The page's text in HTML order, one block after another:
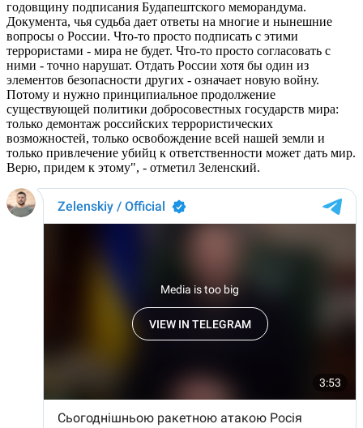
годовщину подписания Будапештского меморандума.
Документа, чья судьба дает ответы на многие и нынешние
вопросы о России. Что-то просто подписать с этими
террористами - мира не будет. Что-то просто согласовать с
ними - точно нарушат. Отдать России хотя бы один из
элементов безопасности других - означает новую войну.
Потому и нужно принципиальное продолжение
существующей политики добросовестных государств мира:
только демонтаж российских террористических
возможностей, только освобождение всей нашей земли и
только привлечение убийц к ответственности может дать мир.
Верю, придем к этому", - отметил Зеленский.